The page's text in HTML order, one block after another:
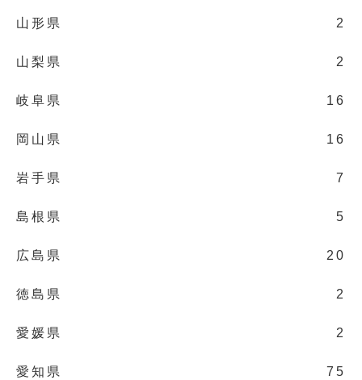
山形県 2
山梨県 2
岐阜県 16
岡山県 16
岩手県 7
島根県 5
広島県 20
徳島県 2
愛媛県 2
愛知県 75